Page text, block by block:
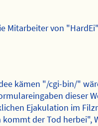
Mitarbeiter von
kämen "/cgi-bin/"
dieser
Ejakulation im
der Tod herbei",